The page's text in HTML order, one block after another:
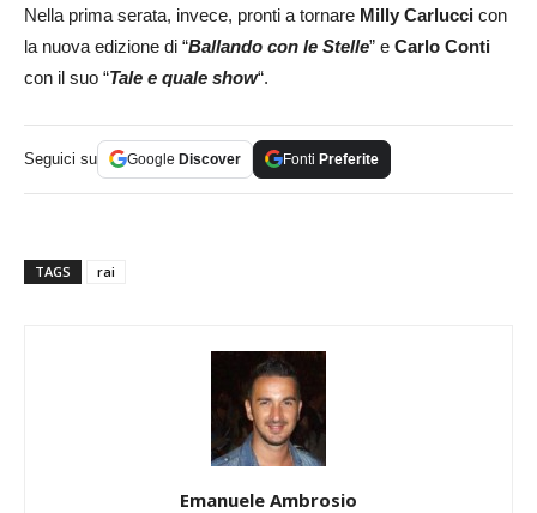
Nella prima serata, invece, pronti a tornare Milly Carlucci con
la nuova edizione di “Ballando con le Stelle” e Carlo Conti
con il suo “Tale e quale show“.
Seguici su Google Discover Fonti Preferite
TAGS rai
Emanuele Ambrosio